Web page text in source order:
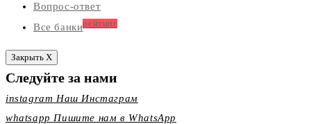
Вопрос-ответ
Все банкирейтинг
Закрыть X
Следуйте за нами
instagram Наш Инстаграм
whatsapp Пишите нам в WhatsApp